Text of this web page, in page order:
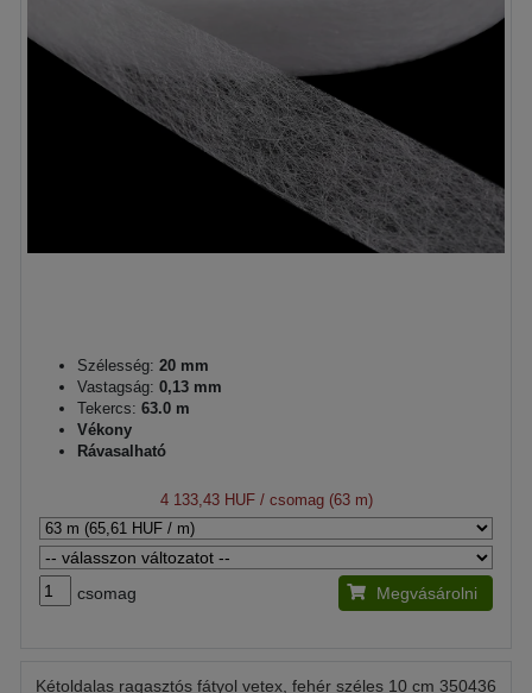
Szélesség: 20 mm
Vastagság: 0,13 mm
Tekercs: 63.0 m
Vékony
Rávasalható
4 133,43 HUF/ csomag (63 m)
csomag Megvásárolni
Kétoldalas ragasztós fátyol vetex, fehér széles 10 cm 350436